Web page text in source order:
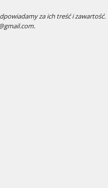
za ich treść i zawartość.